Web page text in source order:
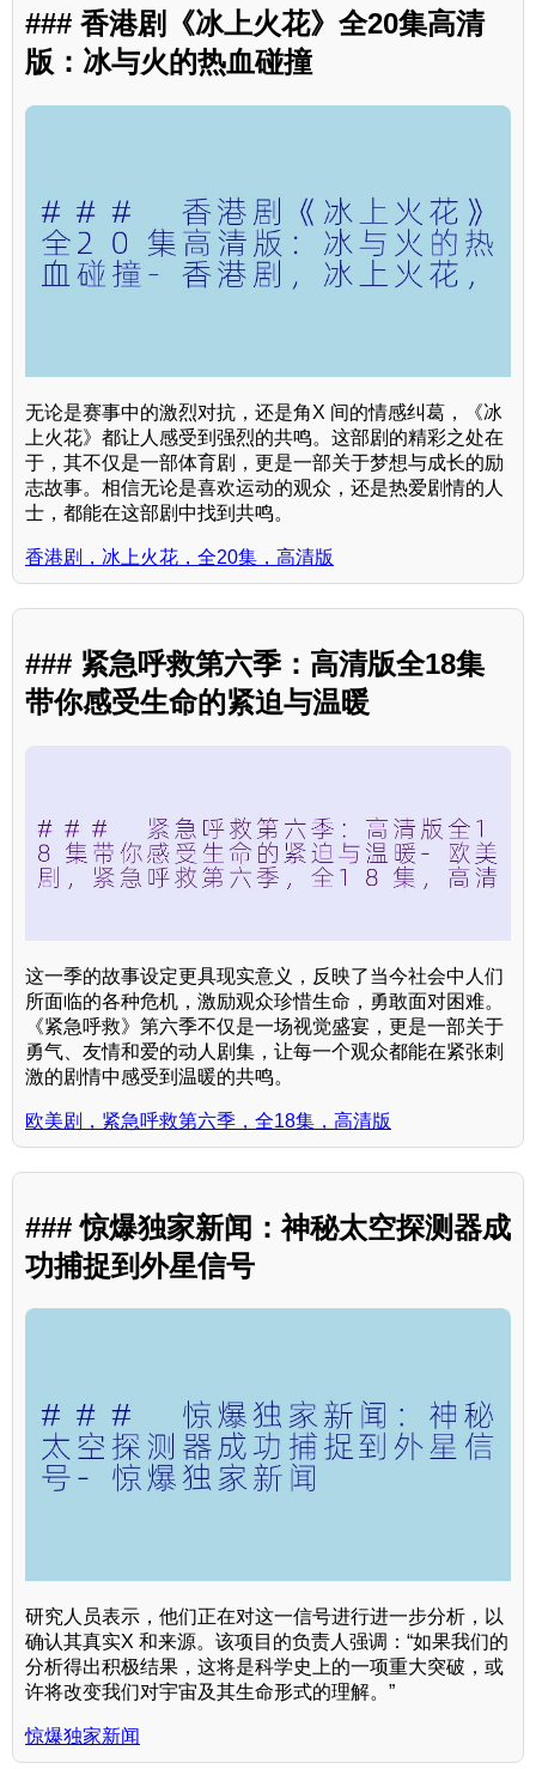
### 香港剧《冰上火花》全20集高清
版：冰与火的热血碰撞
无论是赛事中的激烈对抗，还是角X 间的情感纠葛，《冰
上火花》都让人感受到强烈的共鸣。这部剧的精彩之处在
于，其不仅是一部体育剧，更是一部关于梦想与成长的励
志故事。相信无论是喜欢运动的观众，还是热爱剧情的人
士，都能在这部剧中找到共鸣。
香港剧，冰上火花，全20集，高清版
### 紧急呼救第六季：高清版全18集
带你感受生命的紧迫与温暖
这一季的故事设定更具现实意义，反映了当今社会中人们
所面临的各种危机，激励观众珍惜生命，勇敢面对困难。
《紧急呼救》第六季不仅是一场视觉盛宴，更是一部关于
勇气、友情和爱的动人剧集，让每一个观众都能在紧张刺
激的剧情中感受到温暖的共鸣。
欧美剧，紧急呼救第六季，全18集，高清版
### 惊爆独家新闻：神秘太空探测器成
功捕捉到外星信号
研究人员表示，他们正在对这一信号进行进一步分析，以
确认其真实X 和来源。该项目的负责人强调：“如果我们的
分析得出积极结果，这将是科学史上的一项重大突破，或
许将改变我们对宇宙及其生命形式的理解。”
惊爆独家新闻